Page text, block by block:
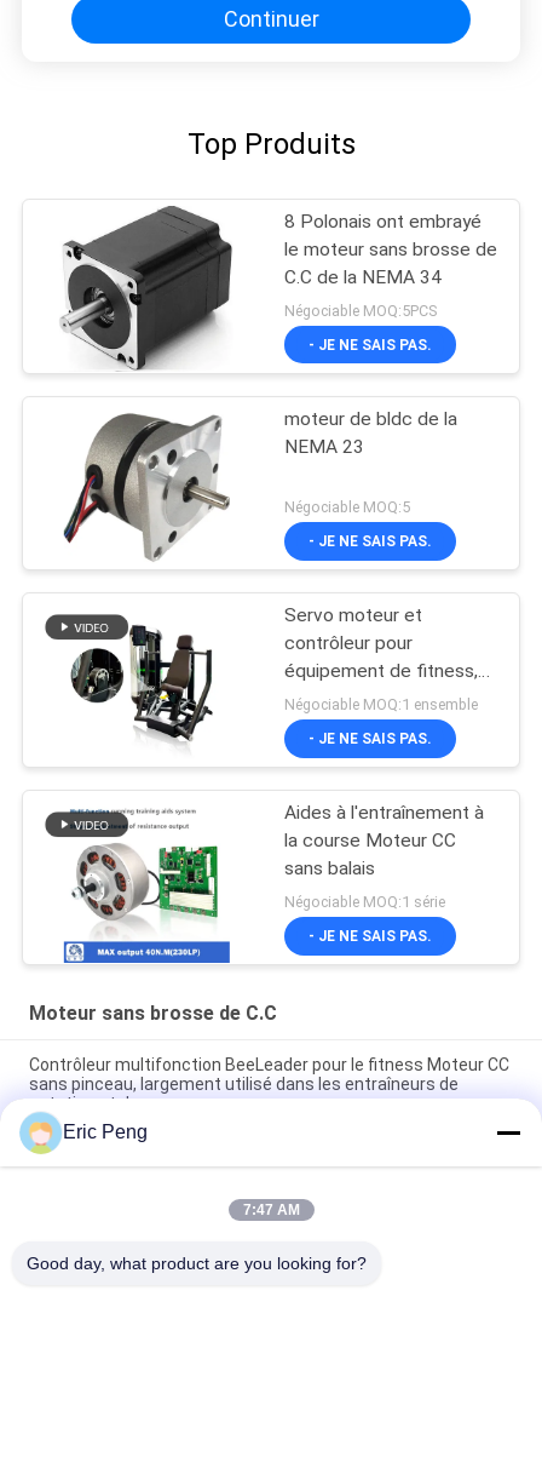
Continuer
Top Produits
8 Polonais ont embrayé
le moteur sans brosse de
C.C de la NEMA 34
Négociable MOQ:5PCS
- JE NE SAIS PAS.
moteur de bldc de la
NEMA 23
Négociable MOQ:5
- JE NE SAIS PAS.
Servo moteur et
contrôleur pour
équipement de fitness,
couple 45NM
Négociable MOQ:1 ensemble
- JE NE SAIS PAS.
Aides à l'entraînement à
la course Moteur CC
sans balais
Négociable MOQ:1 série
- JE NE SAIS PAS.
Moteur sans brosse de C.C
Contrôleur multifonction BeeLeader pour le fitness Moteur CC
sans pinceau, largement utilisé dans les entraîneurs de
natation et de course
Module de résistance pour gymnase, compatible avec la
presse à poitrine, la croix de câble et la machine à ramer
24VDC 3 moteur personnalisable de NEMA 23 Bldc de la phase
Eric Peng
7:47 AM
Good day, what product are you looking for?